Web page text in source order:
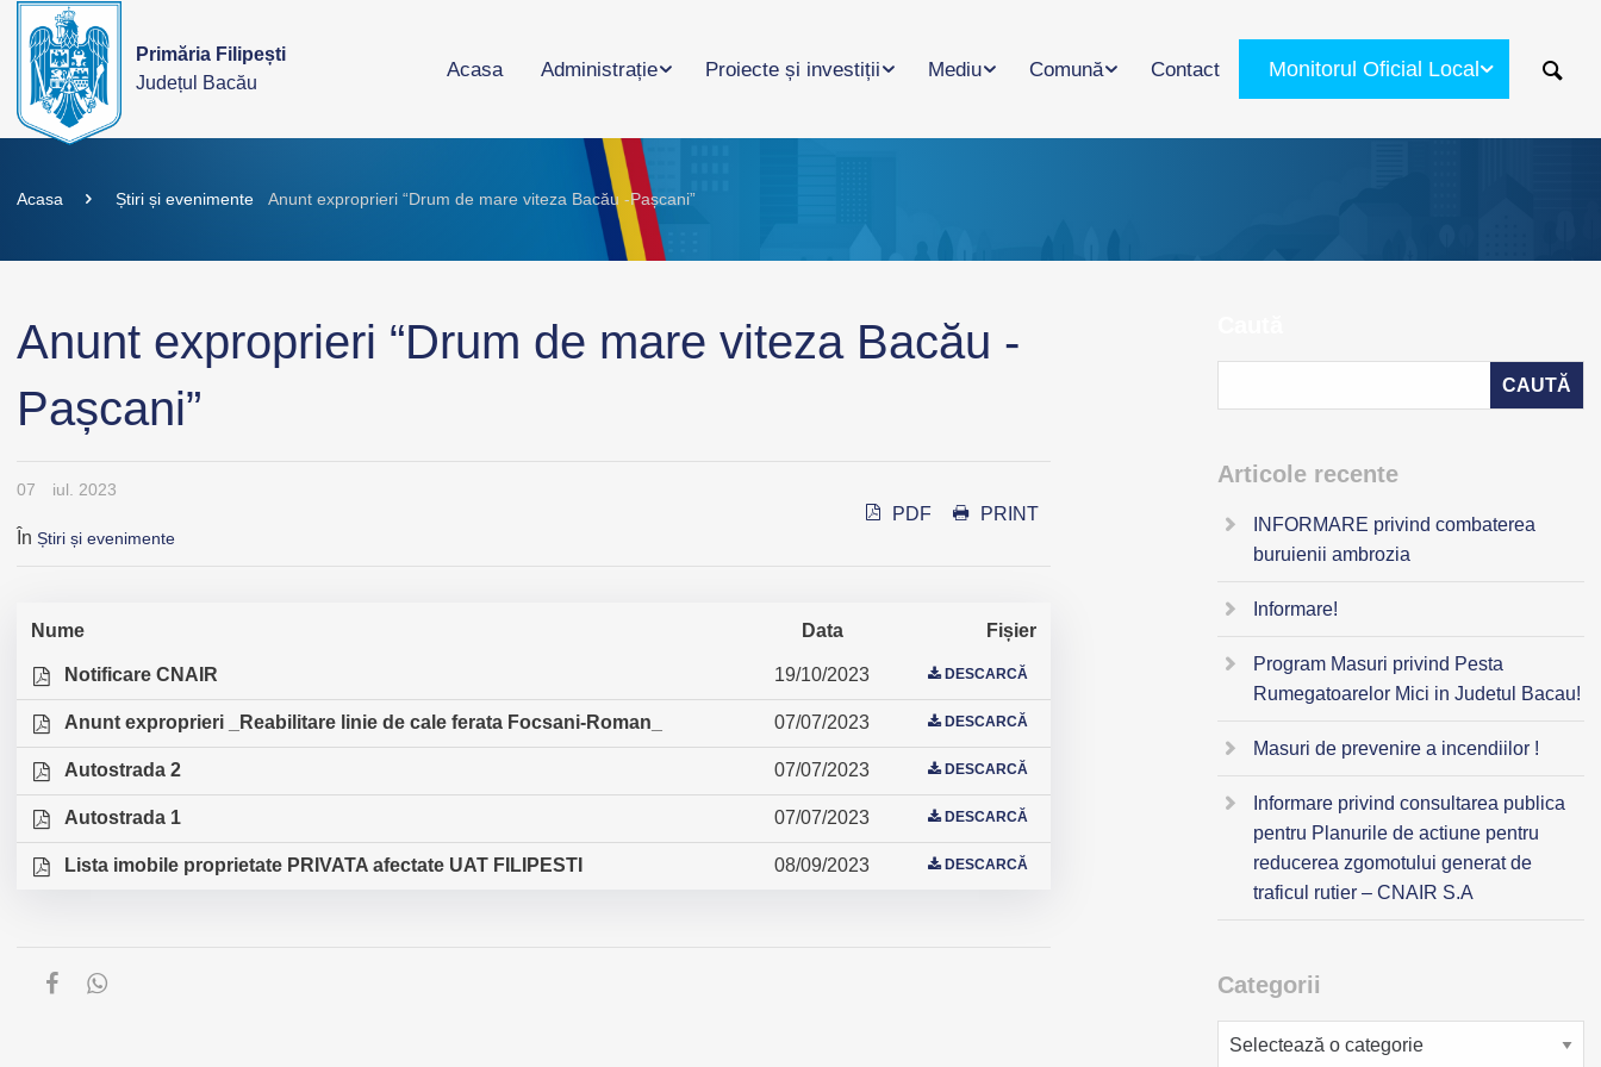
Primăria Filipești
Județul Bacău
Acasa Administrație Proiecte și investiții Mediu Comună Contact Monitorul Oficial Local
Acasa Știri și evenimente Anunt exproprieri “Drum de mare viteza Bacău -Pașcani”
Anunt exproprieri “Drum de mare viteza Bacău -
Pașcani”
07 iul. 2023
În Știri și evenimente
PDF PRINT
Nume Data Fișier
Notificare CNAIR 19/10/2023 DESCARCĂ
Anunt exproprieri _Reabilitare linie de cale ferata Focsani-Roman_ 07/07/2023 DESCARCĂ
Autostrada 2 07/07/2023 DESCARCĂ
Autostrada 1 07/07/2023 DESCARCĂ
Lista imobile proprietate PRIVATA afectate UAT FILIPESTI 08/09/2023 DESCARCĂ
Articole recente
INFORMARE privind combaterea
buruienii ambrozia
Informare!
Program Masuri privind Pesta
Rumegatoarelor Mici in Judetul Bacau!
Masuri de prevenire a incendiilor !
Informare privind consultarea publica
pentru Planurile de actiune pentru
reducerea zgomotului generat de
traficul rutier – CNAIR S.A
Categorii
Categorii